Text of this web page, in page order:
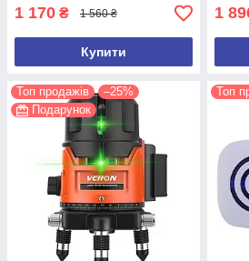
1 170 ₴ 1 560 ₴
Купити
1
Топ продажів
–25%
Подарунок
Топ